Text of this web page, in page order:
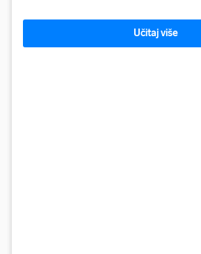
Učitaj više